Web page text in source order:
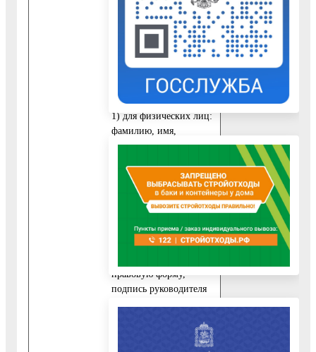
получением
муниципальной услуги
заявитель представляет
заявление, которое
должно содержать
следующие сведения
1) для физических лиц:
фамилию, имя,
отчество (последнее -
подпись и дату.
- для юридических лиц:
полное и сокращенное
(при наличии)
наименование,
правовую форму,
подпись руководителя